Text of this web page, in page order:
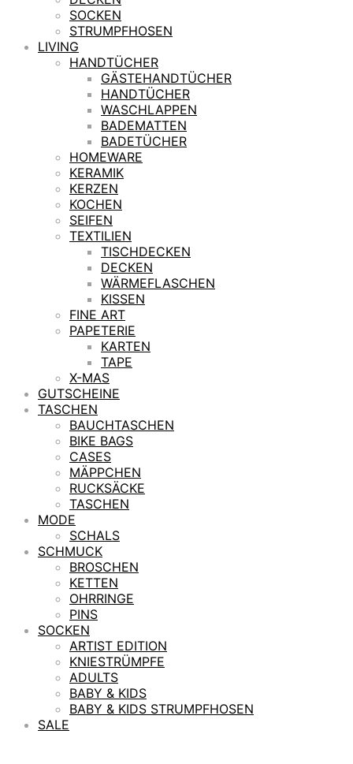
SOCKEN
STRUMPFHOSEN
LIVING
HANDTÜCHER
GÄSTEHANDTÜCHER
HANDTÜCHER
WASCHLAPPEN
BADEMATTEN
BADETÜCHER
HOMEWARE
KERAMIK
KERZEN
KOCHEN
SEIFEN
TEXTILIEN
TISCHDECKEN
DECKEN
WÄRMEFLASCHEN
KISSEN
FINE ART
PAPETERIE
KARTEN
TAPE
X-MAS
GUTSCHEINE
TASCHEN
BAUCHTASCHEN
BIKE BAGS
CASES
MÄPPCHEN
RUCKSÄCKE
TASCHEN
MODE
SCHALS
SCHMUCK
BROSCHEN
KETTEN
OHRRINGE
PINS
SOCKEN
ARTIST EDITION
KNIESTRÜMPFE
ADULTS
BABY & KIDS
BABY & KIDS STRUMPFHOSEN
SALE